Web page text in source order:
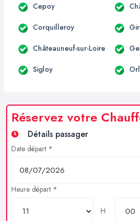
Cepoy
Corquilleroy
Châteauneuf-sur-Loire
Sigloy
Réservez votre
Détails passager
Date départ *
Heure départ *
H